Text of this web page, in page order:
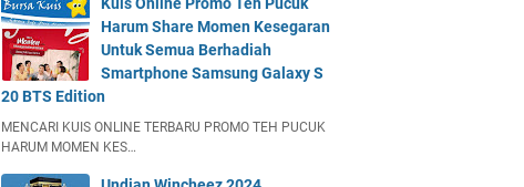
Harum Share Momen Kesegaran
Untuk Semua Berhadiah
Smartphone Samsung Galaxy S
20 BTS Edition
MENCARI KUIS ONLINE TERBARU PROMO TEH PUCUK
HARUM MOMEN KES…